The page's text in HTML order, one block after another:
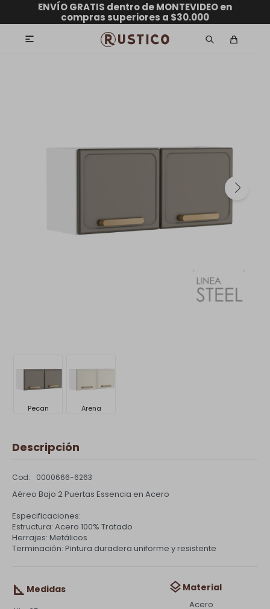
ENVÍOS A TODO EL PAÍS
GARANTÍA DE DEVOLUCIÓN
hasta 12 CUOTAS sin RECARGO
ENVÍO GRATIS dentro de MONTEVIDEO en
compras superiores a $30.000

Pecan Arena
Descripción
0000666-6263
Aéreo Bajo 2 Puertas Essencia en Acero
Especificaciones:
Estructura: Acero 100% Tratado
Herrajes: Metálicos
Terminación: Pintura duradera uniforme y resistente
Medidas Material
Acero